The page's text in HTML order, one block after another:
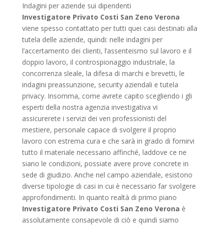
Indagini per aziende sui dipendenti
Investigatore Privato Costi San Zeno Verona
viene spesso contattato per tutti quei casi destinati alla
tutela delle aziende, quindi: nelle indagini per
l’accertamento dei clienti, l’assenteismo sul lavoro e il
doppio lavoro, il controspionaggio industriale, la
concorrenza sleale, la difesa di marchi e brevetti, le
indagini preassunzione, security aziendali e tutela
privacy. Insomma, come avrete capito scegliendo i gli
esperti della nostra agenzia investigativa vi
assicurerete i servizi dei veri professionisti del
mestiere, personale capace di svolgere il proprio
lavoro con estrema cura e che sarà in grado di fornirvi
tutto il materiale necessario affinché, laddove ce ne
siano le condizioni, possiate avere prove concrete in
sede di giudizio. Anche nel campo aziendale, esistono
diverse tipologie di casi in cui è necessario far svolgere
approfondimenti. In quanto realtà di primo piano
Investigatore Privato Costi San Zeno Verona è
assolutamente consapevole di ciò e quindi siamo